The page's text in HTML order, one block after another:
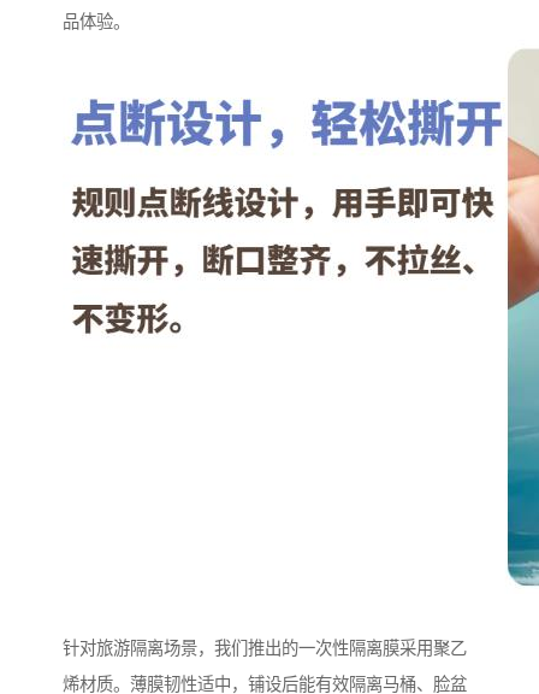
品体验。
针对旅游隔离场景，我们推出的一次性隔离膜采用聚乙
烯材质。薄膜韧性适中，铺设后能有效隔离马桶、脸盆